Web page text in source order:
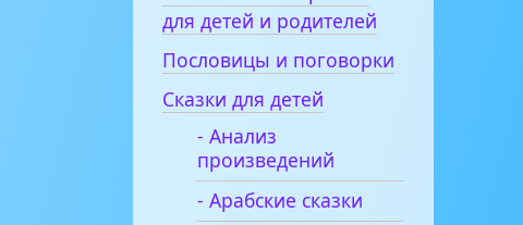
для детей и родителей
Пословицы и поговорки
Сказки для детей
- Анализ
произведений
- Арабские сказки